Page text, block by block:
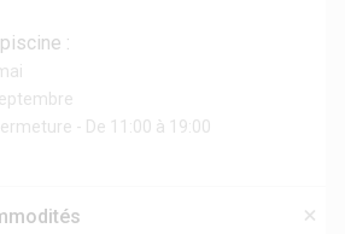
:
- De 11:00 à 19:00